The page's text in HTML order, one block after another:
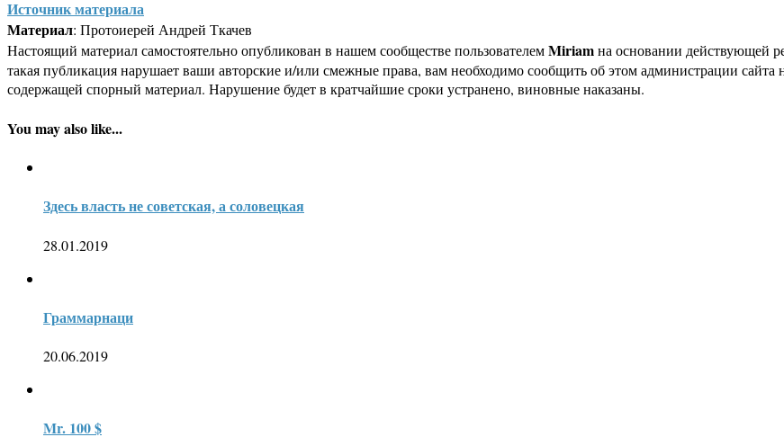
Источник материала
Материал: Протоиерей Андрей Ткачев
Настоящий материал самостоятельно опубликован в нашем сообществе пользователемMiriamна основании действующей
такая публикация нарушает ваши авторские и/или смежные права, вам необходимо сообщить об этом администрации
содержащей спорный материал. Нарушение будет в кратчайшие сроки устранено, виновные наказаны.
You may also like...
Здесь власть не советская, а соловецкая
28.01.2019
Граммарнаци
20.06.2019
Mr. 100 $